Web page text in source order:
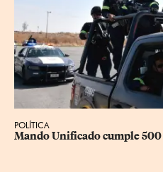
POLÍTICA
Mando Unificado cumple